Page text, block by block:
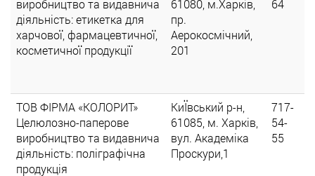
виробництво та видавнича
діяльність: етикетка для
харчової, фармацевтичної,
косметичної продукції
61080, м.Харків,
пр.
Аерокосмічний,
201
64
ТОВ ФІРМА «КОЛОРИТ»
Целюлозно-паперове
виробництво та видавнича
діяльність: поліграфічна
продукція
КиЇвський р-н,
61085, м. Харків,
вул. Академіка
Проскури,1
717-
54-
55